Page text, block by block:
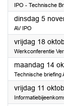
IPO - Technische
dinsdag 5
AV IPO
vrijdag 18
Werkconferentie
maandag 14
Technische briefing
vrijdag 11